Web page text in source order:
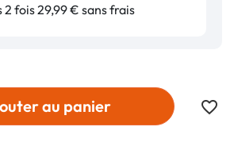
fois 29,99 € sans frais
au panier favorite_border